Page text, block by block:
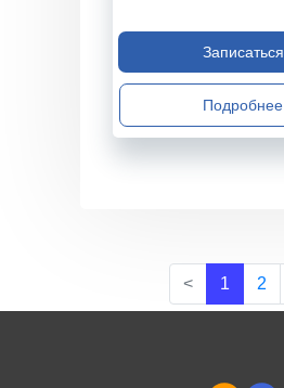
Записаться
Подробнее
< 1 2